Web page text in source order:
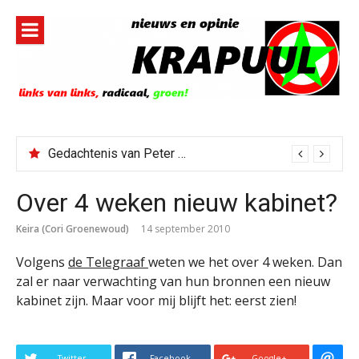
inhoud
Gedachtenis van Peter Faber
Over 4 weken nieuw kabinet?
Keira (Cori Groenewoud) 14 september 2010
Volgens de Telegraafweten we het over 4 weken. Dan
zal er naar verwachting van hun bronnen een nieuw
kabinet zijn. Maar voor mij blijft het: eerst zien!